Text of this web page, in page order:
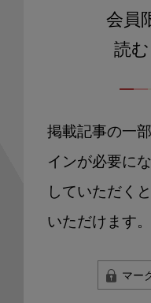
会員
読
掲載記事の一
インが必要に
していただく
いただけます。
マー